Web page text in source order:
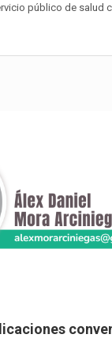
público de salud